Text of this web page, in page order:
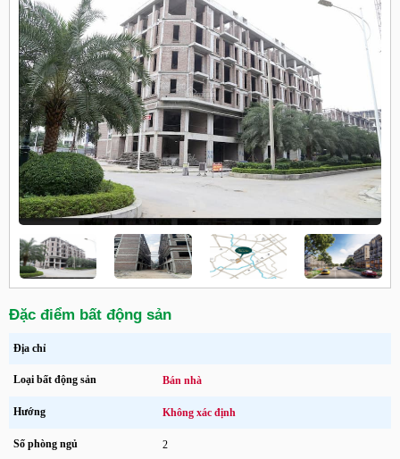
Đặc điểm bất động sản
Địa chỉ
Loại bất động sản Bán nhà
Hướng Không xác định
Số phòng ngủ 2